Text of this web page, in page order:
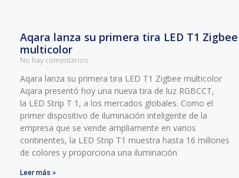
Aqara lanza su primera tira LED T1 Zigbee
multicolor
No hay comentarios
Aqara lanza su primera tira LED T1 Zigbee multicolor
Aqara presentó hoy una nueva tira de luz RGBCCT,
la LED Strip T 1, a los mercados globales. Como el
primer dispositivo de iluminación inteligente de la
empresa que se vende ampliamente en varios
continentes, la LED Strip T1 muestra hasta 16 millones
de colores y proporciona una iluminación
Leer más »